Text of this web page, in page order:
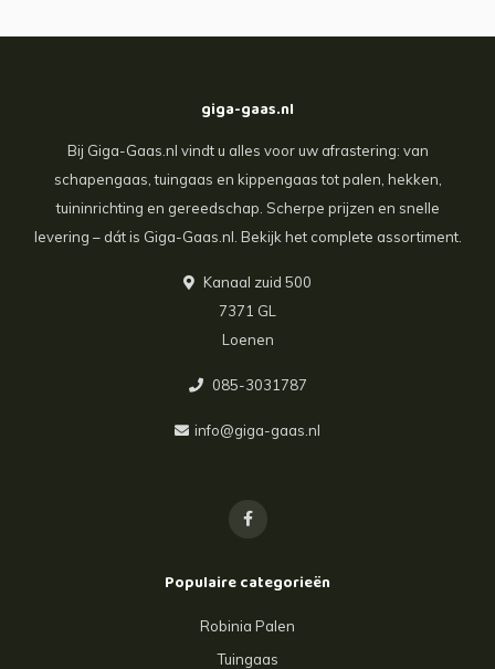
giga-gaas.nl
Bij Giga-Gaas.nl vindt u alles voor uw afrastering: van
schapengaas, tuingaas en kippengaas tot palen, hekken,
tuininrichting en gereedschap. Scherpe prijzen en snelle
levering – dát is Giga-Gaas.nl. Bekijk het complete assortiment.
Kanaal zuid 500
7371 GL
Loenen
085-3031787
info@giga-gaas.nl
Populaire categorieën
Robinia Palen
Tuingaas